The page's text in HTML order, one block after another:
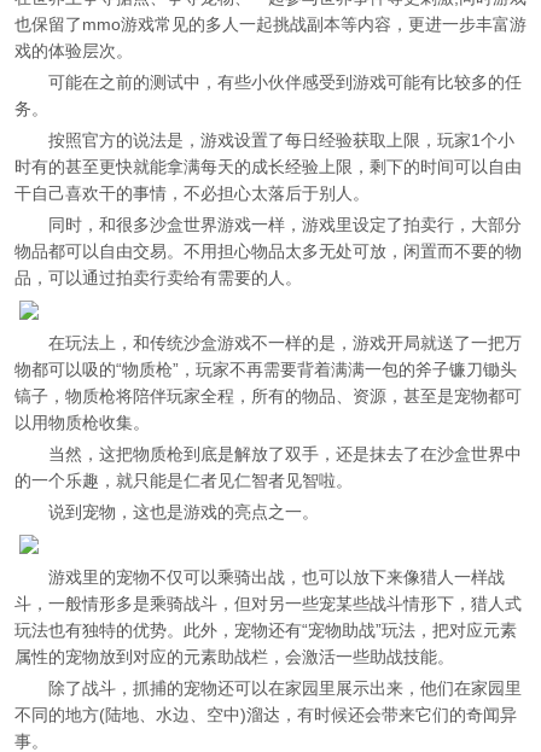
也保留了mmo游戏常见的多人一起挑战副本等内容，更进一步丰富游
戏的体验层次。
可能在之前的测试中，有些小伙伴感受到游戏可能有比较多的任
务。
按照官方的说法是，游戏设置了每日经验获取上限，玩家1个小
时有的甚至更快就能拿满每天的成长经验上限，剩下的时间可以自由
干自己喜欢干的事情，不必担心太落后于别人。
同时，和很多沙盒世界游戏一样，游戏里设定了拍卖行，大部分
物品都可以自由交易。不用担心物品太多无处可放，闲置而不要的物
品，可以通过拍卖行卖给有需要的人。
在玩法上，和传统沙盒游戏不一样的是，游戏开局就送了一把万
物都可以吸的“物质枪”，玩家不再需要背着满满一包的斧子镰刀锄头
镐子，物质枪将陪伴玩家全程，所有的物品、资源，甚至是宠物都可
以用物质枪收集。
当然，这把物质枪到底是解放了双手，还是抹去了在沙盒世界中
的一个乐趣，就只能是仁者见仁智者见智啦。
说到宠物，这也是游戏的亮点之一。
游戏里的宠物不仅可以乘骑出战，也可以放下来像猎人一样战
斗，一般情形多是乘骑战斗，但对另一些宠某些战斗情形下，猎人式
玩法也有独特的优势。此外，宠物还有“宠物助战”玩法，把对应元素
属性的宠物放到对应的元素助战栏，会激活一些助战技能。
除了战斗，抓捕的宠物还可以在家园里展示出来，他们在家园里
不同的地方(陆地、水边、空中)溜达，有时候还会带来它们的奇闻异
事。